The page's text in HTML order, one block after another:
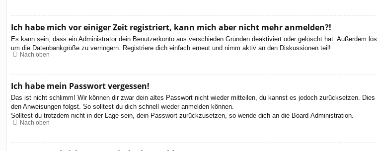
Ich habe mich vor einiger Zeit registriert, kann mich aber nicht mehr anmelden?!
Es kann sein, dass ein Administrator dein Benutzerkonto aus verschieden Gründen deaktiviert oder gelöscht hat. Außerdem
um die Datenbankgröße zu verringern. Registriere dich einfach erneut und nimm aktiv an den Diskussionen teil!
Nach oben
Ich habe mein Passwort vergessen!
Das ist nicht schlimm! Wir können dir zwar dein altes Passwort nicht wieder mitteilen, du kannst es jedoch zurücksetzen.
den Anweisungen folgst. So solltest du dich schnell wieder anmelden können.
Solltest du trotzdem nicht in der Lage sein, dein Passwort zurückzusetzen, so wende dich an die Board-Administration.
Nach oben